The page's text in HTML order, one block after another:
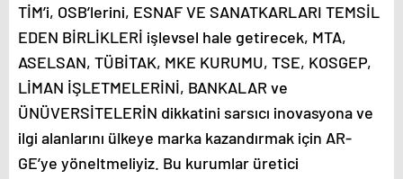
TİM’i, OSB’lerini, ESNAF VE SANATKARLARI TEMSİL
EDEN BİRLİKLERİ işlevsel hale getirecek, MTA,
ASELSAN, TÜBİTAK, MKE KURUMU, TSE, KOSGEP,
LİMAN İŞLETMELERİNİ, BANKALAR ve
ÜNÜVERSİTELERİN dikkatini sarsıcı inovasyona ve
ilgi alanlarını ülkeye marka kazandırmak için AR-
GE’ye yöneltmeliyiz. Bu kurumlar üretici